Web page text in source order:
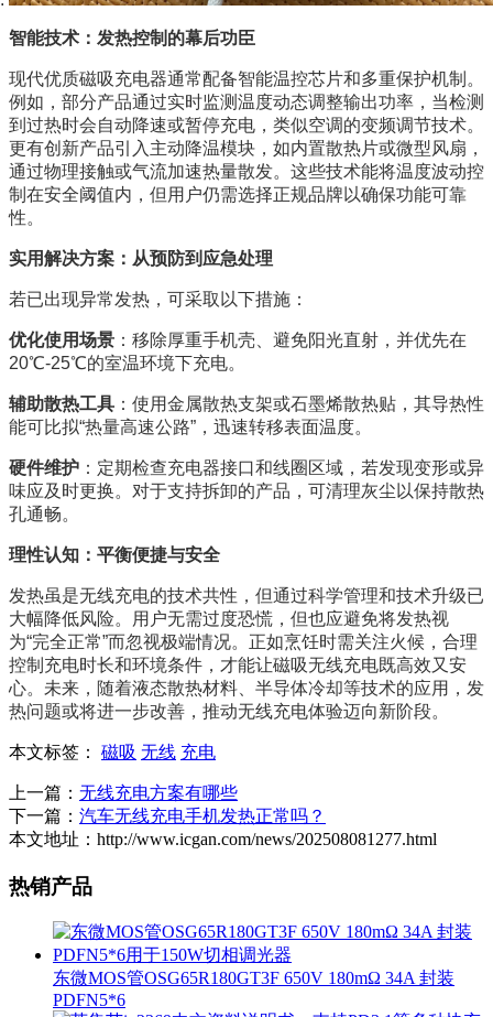
智能技术：发热控制的幕后功臣
现代优质磁吸充电器通常配备智能温控芯片和多重保护机制。
例如，部分产品通过实时监测温度动态调整输出功率，当检测
到过热时会自动降速或暂停充电，类似空调的变频调节技术。
更有创新产品引入主动降温模块，如内置散热片或微型风扇，
通过物理接触或气流加速热量散发。这些技术能将温度波动控
制在安全阈值内，但用户仍需选择正规品牌以确保功能可靠
性。
实用解决方案：从预防到应急处理
若已出现异常发热，可采取以下措施：
优化使用场景 ：移除厚重手机壳、避免阳光直射，并优先在
20℃-25℃的室温环境下充电。
辅助散热工具 ：使用金属散热支架或石墨烯散热贴，其导热性
能可比拟“热量高速公路”，迅速转移表面温度。
硬件维护 ：定期检查充电器接口和线圈区域，若发现变形或异
味应及时更换。对于支持拆卸的产品，可清理灰尘以保持散热
孔通畅。
理性认知：平衡便捷与安全
发热虽是无线充电的技术共性，但通过科学管理和技术升级已
大幅降低风险。用户无需过度恐慌，但也应避免将发热视
为“完全正常”而忽视极端情况。正如烹饪时需关注火候，合理
控制充电时长和环境条件，才能让磁吸无线充电既高效又安
心。未来，随着液态散热材料、半导体冷却等技术的应用，发
热问题或将进一步改善，推动无线充电体验迈向新阶段。
本文标签： 磁吸 无线 充电
上一篇： 无线充电方案有哪些
下一篇： 汽车无线充电手机发热正常吗？
本文地址：http://www.icgan.com/news/202508081277.html
热销产品
东微MOS管OSG65R180GT3F 650V 180mΩ 34A 封装
PDFN5*6